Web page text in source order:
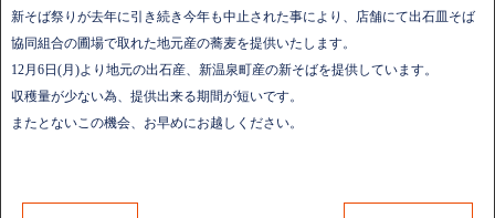
新そば祭りが去年に引き続き今年も中止された事により、店舗にて出石皿そば
協同組合の圃場で取れた地元産の蕎麦を提供いたします。
12月6日(月)より地元の出石産、新温泉町産の新そばを提供しています。
収穫量が少ない為、提供出来る期間が短いです。
またとないこの機会、お早めにお越しください。